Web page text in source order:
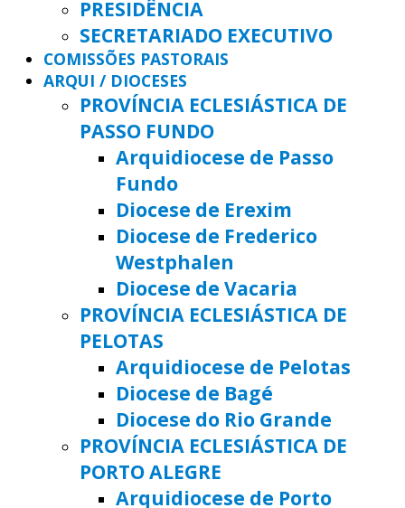
PRESIDÊNCIA
SECRETARIADO EXECUTIVO
COMISSÕES PASTORAIS
ARQUI / DIOCESES
PROVÍNCIA ECLESIÁSTICA DE
PASSO FUNDO
Arquidiocese de Passo
Fundo
Diocese de Erexim
Diocese de Frederico
Westphalen
Diocese de Vacaria
PROVÍNCIA ECLESIÁSTICA DE
PELOTAS
Arquidiocese de Pelotas
Diocese de Bagé
Diocese do Rio Grande
PROVÍNCIA ECLESIÁSTICA DE
PORTO ALEGRE
Arquidiocese de Porto